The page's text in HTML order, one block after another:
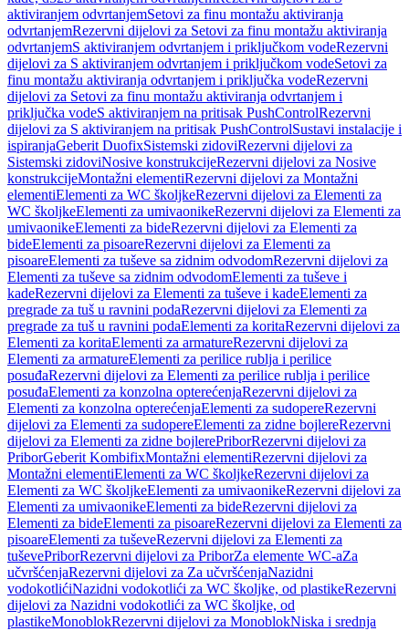
aktiviranjem odvrtanjemSetovi za finu montažu aktiviranja
odvrtanjemRezervni dijelovi za Setovi za finu montažu aktiviranja
odvrtanjemS aktiviranjem odvrtanjem i priključkom vodeRezervni
dijelovi za S aktiviranjem odvrtanjem i priključkom vodeSetovi za
finu montažu aktiviranja odvrtanjem i priključka vodeRezervni
dijelovi za Setovi za finu montažu aktiviranja odvrtanjem i
priključka vodeS aktiviranjem na pritisak PushControlRezervni
dijelovi za S aktiviranjem na pritisak PushControlSustavi instalacije i
ispiranjaGeberit DuofixSistemski zidoviRezervni dijelovi za
Sistemski zidoviNosive konstrukcijeRezervni dijelovi za Nosive
konstrukcijeMontažni elementiRezervni dijelovi za Montažni
elementiElementi za WC školjkeRezervni dijelovi za Elementi za
WC školjkeElementi za umivaonikeRezervni dijelovi za Elementi za
umivaonikeElementi za bideRezervni dijelovi za Elementi za
bideElementi za pisoareRezervni dijelovi za Elementi za
pisoareElementi za tuševe sa zidnim odvodomRezervni dijelovi za
Elementi za tuševe sa zidnim odvodomElementi za tuševe i
kadeRezervni dijelovi za Elementi za tuševe i kadeElementi za
pregrade za tuš u ravnini podaRezervni dijelovi za Elementi za
pregrade za tuš u ravnini podaElementi za koritaRezervni dijelovi za
Elementi za koritaElementi za armatureRezervni dijelovi za
Elementi za armatureElementi za perilice rublja i perilice
posuđaRezervni dijelovi za Elementi za perilice rublja i perilice
posuđaElementi za konzolna opterećenjaRezervni dijelovi za
Elementi za konzolna opterećenjaElementi za sudopereRezervni
dijelovi za Elementi za sudopereElementi za zidne bojlereRezervni
dijelovi za Elementi za zidne bojlerePriborRezervni dijelovi za
PriborGeberit KombifixMontažni elementiRezervni dijelovi za
Montažni elementiElementi za WC školjkeRezervni dijelovi za
Elementi za WC školjkeElementi za umivaonikeRezervni dijelovi za
Elementi za umivaonikeElementi za bideRezervni dijelovi za
Elementi za bideElementi za pisoareRezervni dijelovi za Elementi za
pisoareElementi za tuševeRezervni dijelovi za Elementi za
tuševePriborRezervni dijelovi za PriborZa elemente WC-aZa
učvršćenjaRezervni dijelovi za Za učvršćenjaNazidni
vodokotlićiNazidni vodokotlići za WC školjke, od plastikeRezervni
dijelovi za Nazidni vodokotlići za WC školjke, od
plastikeMonoblokRezervni dijelovi za MonoblokNiska i srednja